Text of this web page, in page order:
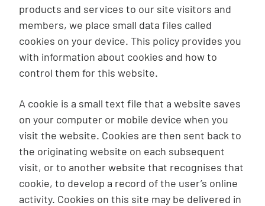
products and services to our site visitors and
members, we place small data files called
cookies on your device. This policy provides you
with information about cookies and how to
control them for this website.
A cookie is a small text file that a website saves
on your computer or mobile device when you
visit the website. Cookies are then sent back to
the originating website on each subsequent
visit, or to another website that recognises that
cookie, to develop a record of the user’s online
activity. Cookies on this site may be delivered in